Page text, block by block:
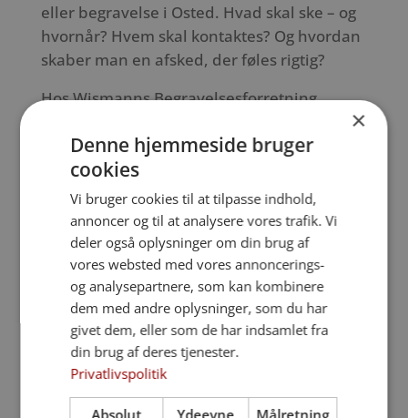
eller begravelse i Osted. Hvad skal ske – og
hvornår? Hvem skal kontaktes? Og hvordan
skaber man en afsked, der føles rigtig?
Hos Wismanns Begravelsesforretning
med at skabe ro og overblik i en svær tid. Vi
møder dig med nærvær, forståelse og tid –
uanset om vi ses i vores forretning i
Roskilde eller hjemme hos dig i Osted.
Sammen finder vi frem til den form for
begravelse eller bisættelse, der bedst
afspejler både dine ønsker og den afdødes
Vi tager hånd om hele forløbet fra første
kontakt til den sidste afsked. Det betyder, at
vi står for koordineringen af alt det
×
Denne hjemmeside bruger
cookies
Vi bruger cookies til at tilpasse indhold,
annoncer og til at analysere vores trafik. Vi
deler også oplysninger om din brug af
vores websted med vores annoncerings-
og analysepartnere, som kan kombinere
dem med andre oplysninger, som du har
givet dem, eller som de har indsamlet fra
din brug af deres tjenester.
Privatlivspolitik
Absolut Ydeevne Målretning